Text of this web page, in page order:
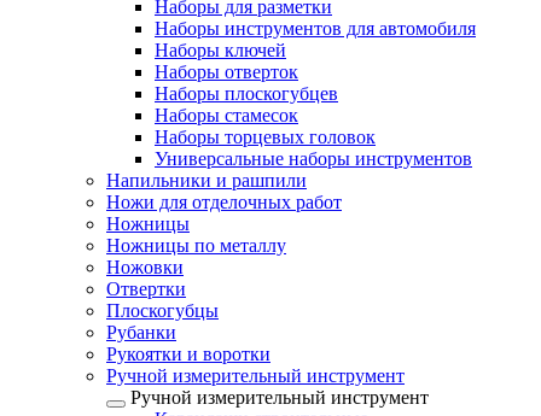
Наборы для разметки
Наборы инструментов для автомобиля
Наборы ключей
Наборы отверток
Наборы плоскогубцев
Наборы стамесок
Наборы торцевых головок
Универсальные наборы инструментов
Напильники и рашпили
Ножи для отделочных работ
Ножницы
Ножницы по металлу
Ножовки
Отвертки
Плоскогубцы
Рубанки
Рукоятки и воротки
Ручной измерительный инструмент
Ручной измерительный инструмент